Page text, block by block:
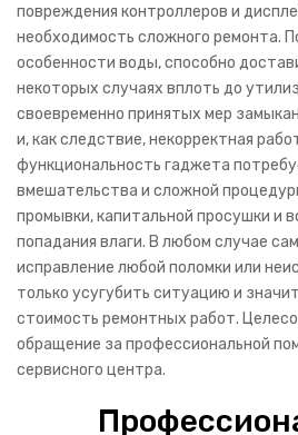
Радар детекторы
GPS навигаторы
Брелки автосигнализ.
ИНФОРМАЦИЯ
Сотрудничество
Курьерская служба
Гарантия на работы
Про диагностику
Сервисные документы
повреждения контроллеров и
необходимость сложного ремонта.
особенности воды, способно
некоторых случаях вплоть до
своевременно принятых мер
и, как следствие, некорректная
функциональность гаджета
вмешательства и сложной
промывки, капитальной просушки и
попадания влаги. В любом случае
исправление любой поломки или
только усугубить ситуацию и
стоимость ремонтных работ.
обращение за профессиональной
сервисного центра.